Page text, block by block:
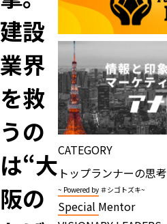
建設
業界
を救
うの
は“大
阪の
CATEGORY
トップランナーの思考
~ Powered by ＃シゴトズキ~
Special Mentor